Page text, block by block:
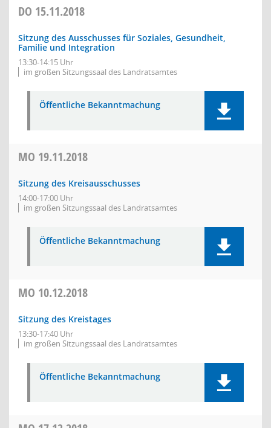
DO 15.11.2018
Sitzung des Ausschusses für Soziales, Gesundheit,
Familie und Integration
13:30-14:15 Uhr
im großen Sitzungssaal des Landratsamtes
Öffentliche Bekanntmachung
MO 19.11.2018
Sitzung des Kreisausschusses
14:00-17:00 Uhr
im großen Sitzungssaal des Landratsamtes
Öffentliche Bekanntmachung
MO 10.12.2018
Sitzung des Kreistages
13:30-17:40 Uhr
im großen Sitzungssaal des Landratsamtes
Öffentliche Bekanntmachung